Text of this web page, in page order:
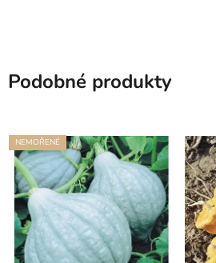
Podobné produkty
NEMOŘENÉ